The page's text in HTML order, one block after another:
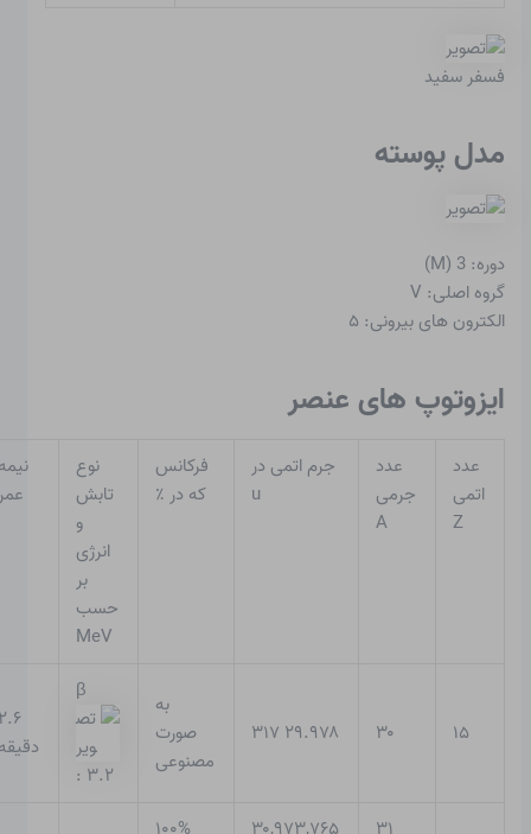
فسفر سفید
مدل پوسته
دوره: 3 (M)
گروه اصلی: V
الکترون های بیرونی: ۵
ایزوتوپ های عنصر
عدد
اتمی
Z
عدد
جرمی
A
جرم اتمی در
u
فرکانس
که در ٪
نوع
تابش
و
انرژی
بر
حسب
MeV
۱۵ ۳۰ ۲۹.۹۷۸ ۳۱۷
به
صورت
مصنوعی
β
: ۳.۲